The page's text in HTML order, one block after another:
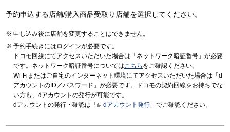
予約申込する店舗/購入商品受取り店舗を選択してください。
申し込み後に店舗を変更することはできません。
予約手続きにはログインが必要です。
ドコモ回線にてアクセスいただいた場合は「ネットワーク暗証番号」が必要
です。ネットワーク暗証番号についてはこちら をご確認ください。
Wi-Fiまたはご自宅のインターネット環境にてアクセスいただいた場合は「d
アカウントのID／パスワード」が必要です。ドコモの契約回線をお持ちでな
い方も、dアカウントの発行が可能です。
dアカウントの発行・確認は「
dアカウント発行 」でご確認ください。